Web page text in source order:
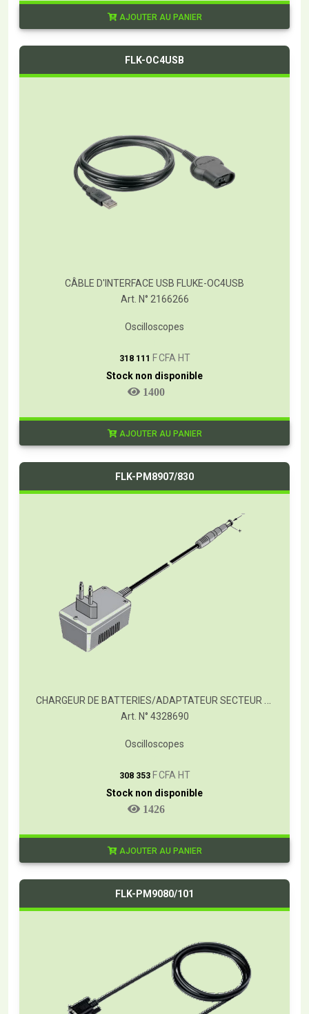
AJOUTER AU PANIER
FLK-OC4USB
CÂBLE D'INTERFACE USB FLUKE-OC4USB
Art. N° 2166266
Oscilloscopes
318 111 F CFA HT
Stock non disponible
1400
AJOUTER AU PANIER
FLK-PM8907/830
CHARGEUR DE BATTERIES/ADAPTATEUR SECTEUR FLUKE-PM8907/830
Art. N° 4328690
Oscilloscopes
308 353 F CFA HT
Stock non disponible
1426
AJOUTER AU PANIER
FLK-PM9080/101